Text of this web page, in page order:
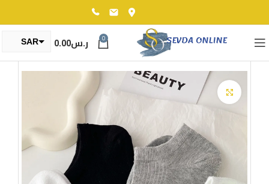
0 ر.س0.00
SAR
TRY
Click to enlarge